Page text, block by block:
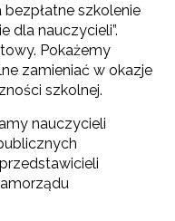
szkolenie
dla nauczycieli”.
Pokażemy
zamieniać w okazje
szkolnej.
nauczycieli